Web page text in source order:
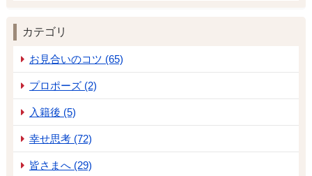
カテゴリ
お見合いのコツ (65)
プロポーズ (2)
入籍後 (5)
幸せ思考 (72)
皆さまへ (29)